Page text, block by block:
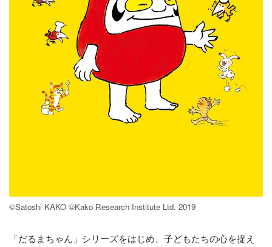
©Satoshi KAKO ©Kako Research Institute Ltd. 2019
「だるまちゃん」シリーズをはじめ、子どもたちの心を捉え